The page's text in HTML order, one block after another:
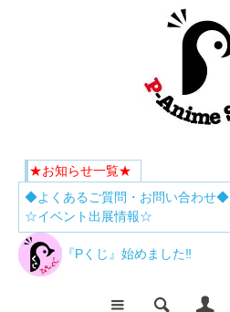
★お知らせ一覧★
◆よくあるご質問・お問い合わせ◆
☆イベント出展情報☆
『Pくじ』始めました‼